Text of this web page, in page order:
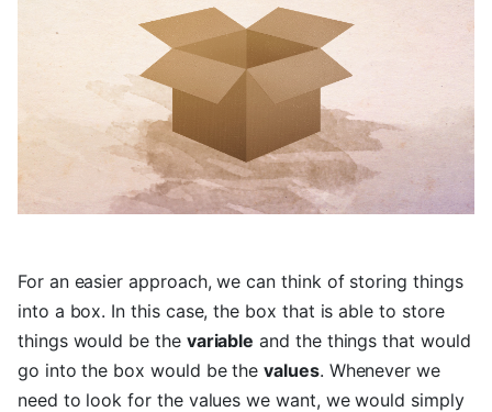
For an easier approach, we can think of storing things
into a box. In this case, the box that is able to store
things would be the variable and the things that would
go into the box would be thevalues. Whenever we
need to look for the values we want, we would simply